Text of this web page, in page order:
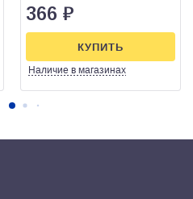
366 ₽
Наличие в магазинах
КУПИТЬ